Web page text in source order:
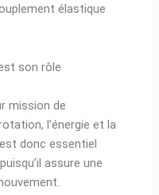
élastique
son rôle
mission de
l’énergie et la
donc essentiel
assure une